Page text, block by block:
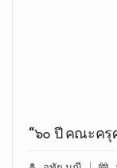
“๖๐ ปี คณะครุ